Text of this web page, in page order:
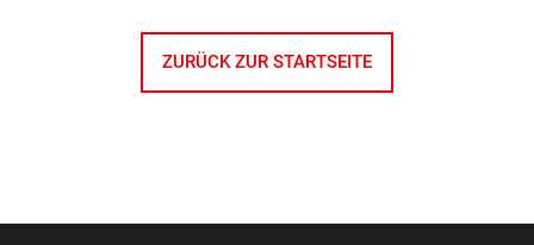
ZURÜCK ZUR STARTSEITE